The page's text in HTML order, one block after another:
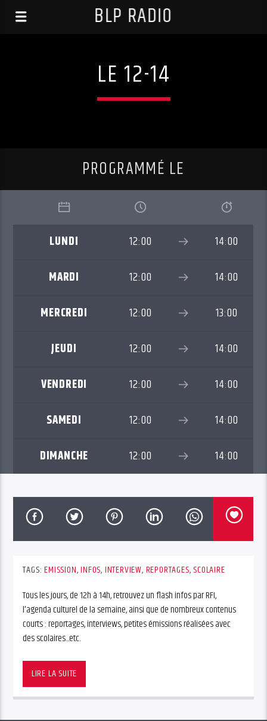
BLP RADIO
LE 12-14
PROGRAMMÉ LE
LUNDI 12:00 14:00
MARDI 12:00 14:00
MERCREDI 12:00 13:00
JEUDI 12:00 14:00
VENDREDI 12:00 14:00
SAMEDI 12:00 14:00
DIMANCHE 12:00 14:00
TAGS:EMISSION,INFOS, INTERVIEW, REPORTAGES,SCOLAIRE
Tous les jours, de 12h à 14h, retrouvez un flash infos par RFI,
l'agenda culturel de la semaine, ainsi que de nombreux contenus
courts : reportages, interviews, petites émissions réalisées avec
des scolaires...etc.
l’agenda culturel de la semaine, ainsi que de nombreux contenus
courts : reportages, interviews, petites émissions réalisées avec
des scolaires…etc.
LIRE LA SUITE